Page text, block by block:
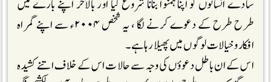
سادے انسانوں کو اپنا ہمنوا بنانا شروع کیا اور بالآخر اپنے بارے میں
طرح طرح کے دعوے کرنے لگا ، یہ شخص ۲۰۰۴ء سے اپنے گمراہ
افکارو خیالات لوگوں میں پھیلا رہا ہے۔
اس کے ان باطل دعوؤں کی وجہ سے حالات اس کے خلاف اتنے کشیدہ